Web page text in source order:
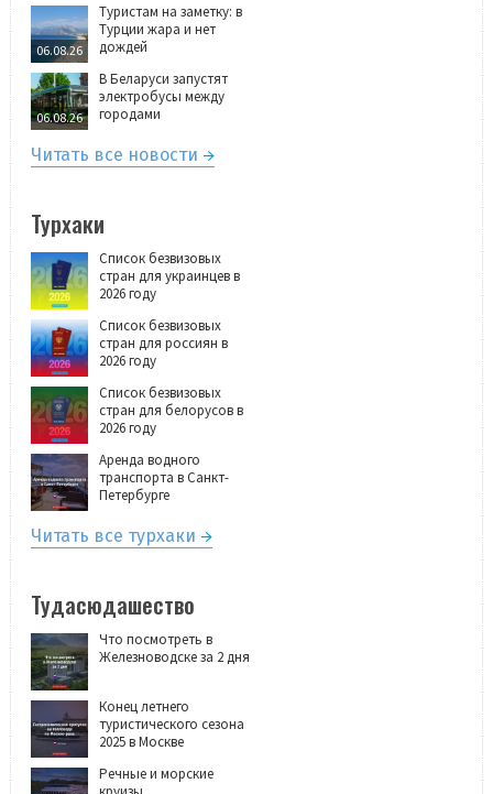
06.08.26
Туристам на заметку: в
Турции жара и нет
дождей
06.08.26
В Беларуси запустят
электробусы между
городами
Читать все новости
Турхаки
Список безвизовых
стран для украинцев в
2026 году
Список безвизовых
стран для россиян в
2026 году
Список безвизовых
стран для белорусов в
2026 году
Аренда водного
транспорта в Санкт-
Петербурге
Читать все турхаки
Тудасюдашество
Что посмотреть в
Железноводске за 2 дня
Конец летнего
туристического сезона
2025 в Москве
Речные и морские